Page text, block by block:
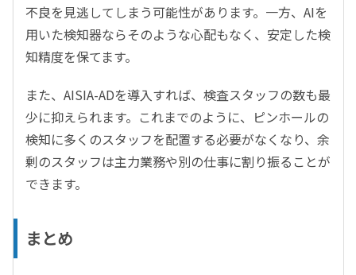
不良を見逃してしまう可能性があります。一方、AIを
用いた検知器ならそのような心配もなく、安定した検
知精度を保てます。
また、AISIA-ADを導入すれば、検査スタッフの数も最
少に抑えられます。これまでのように、ピンホールの
検知に多くのスタッフを配置する必要がなくなり、余
剰のスタッフは主力業務や別の仕事に割り振ることが
できます。
まとめ